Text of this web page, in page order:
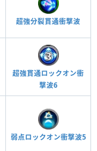
超強分裂貫通衝撃波
超強貫通ロックオン衝
撃波6
弱点ロックオン衝撃波5